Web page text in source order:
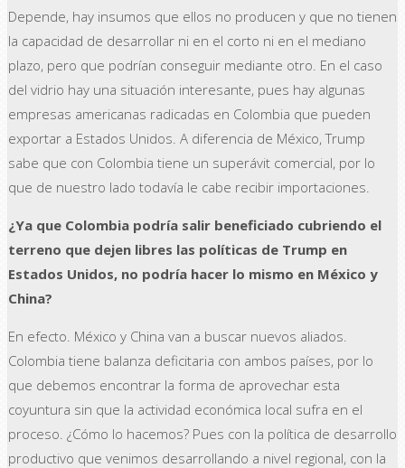
Depende, hay insumos que ellos no producen y que no tienen
la capacidad de desarrollar ni en el corto ni en el mediano
plazo, pero que podrían conseguir mediante otro. En el caso
del vidrio hay una situación interesante, pues hay algunas
empresas americanas radicadas en Colombia que pueden
exportar a Estados Unidos. A diferencia de México, Trump
sabe que con Colombia tiene un superávit comercial, por lo
que de nuestro lado todavía le cabe recibir importaciones.
¿Ya que Colombia podría salir beneficiado cubriendo el
terreno que dejen libres las políticas de Trump en
Estados Unidos, no podría hacer lo mismo en México y
China?
En efecto. México y China van a buscar nuevos aliados.
Colombia tiene balanza deficitaria con ambos países, por lo
que debemos encontrar la forma de aprovechar esta
coyuntura sin que la actividad económica local sufra en el
proceso. ¿Cómo lo hacemos? Pues con la política de desarrollo
productivo que venimos desarrollando a nivel regional, con la